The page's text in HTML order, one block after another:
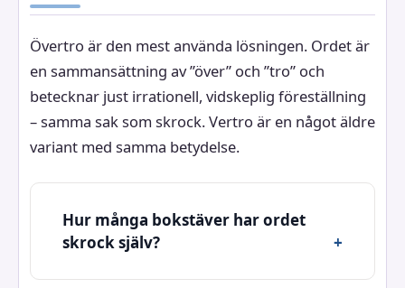
Övertro är den mest använda lösningen. Ordet är
en sammansättning av ”över” och ”tro” och
betecknar just irrationell, vidskeplig föreställning
– samma sak som skrock. Vertro är en något äldre
variant med samma betydelse.
Hur många bokstäver har ordet
skrock själv?